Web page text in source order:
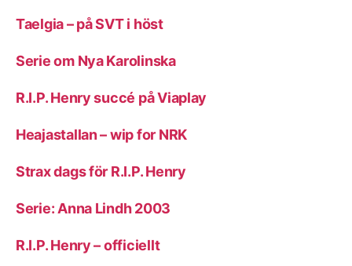
Taelgia – på SVT i höst
Serie om Nya Karolinska
R.I.P. Henry succé på Viaplay
Heajastallan – wip for NRK
Strax dags för R.I.P. Henry
Serie: Anna Lindh 2003
R.I.P. Henry – officiellt